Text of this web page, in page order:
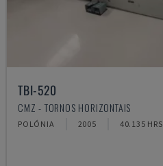
TBI-520
CMZ - TORNOS HORIZONTAIS
POLÓNIA 2005 40.135 HRS